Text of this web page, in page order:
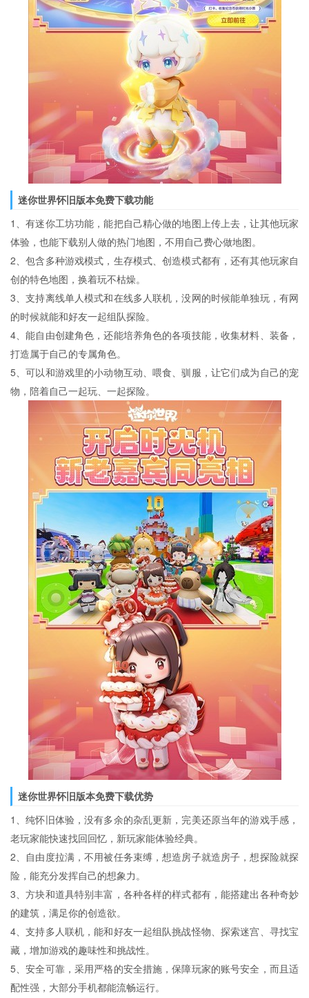
迷你世界怀旧版本免费下载功能
1、有迷你工坊功能，能把自己精心做的地图上传上去，让其他玩家
体验，也能下载别人做的热门地图，不用自己费心做地图。
2、包含多种游戏模式，生存模式、创造模式都有，还有其他玩家自
创的特色地图，换着玩不枯燥。
3、支持离线单人模式和在线多人联机，没网的时候能单独玩，有网
的时候就能和好友一起组队探险。
4、能自由创建角色，还能培养角色的各项技能，收集材料、装备，
打造属于自己的专属角色。
5、可以和游戏里的小动物互动、喂食、驯服，让它们成为自己的宠
物，陪着自己一起玩、一起探险。
迷你世界怀旧版本免费下载优势
1、纯怀旧体验，没有多余的杂乱更新，完美还原当年的游戏手感，
老玩家能快速找回回忆，新玩家能体验经典。
2、自由度拉满，不用被任务束缚，想造房子就造房子，想探险就探
险，能充分发挥自己的想象力。
3、方块和道具特别丰富，各种各样的样式都有，能搭建出各种奇妙
的建筑，满足你的创造欲。
4、支持多人联机，能和好友一起组队挑战怪物、探索迷宫、寻找宝
藏，增加游戏的趣味性和挑战性。
5、安全可靠，采用严格的安全措施，保障玩家的账号安全，而且适
配性强，大部分手机都能流畅运行。